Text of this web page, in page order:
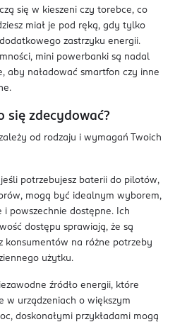
się w kieszeni czy torebce, co
miał je pod ręką, gdy tylko
zastrzyku energii.
mini powerbanki są nadal
aby naładować smartfon czy inne
się zdecydować?
od rodzaju i wymagań Twoich
potrzebujesz baterii do pilotów,
mogą być idealnym wyborem,
i powszechnie dostępne. Ich
dostępu sprawiają, że są
konsumentów na różne potrzeby
użytku.
źródło energii, które
w urządzeniach o większym
doskonałymi przykładami mogą